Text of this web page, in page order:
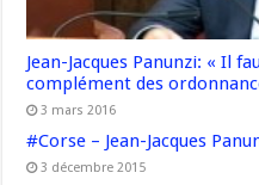
Jean-Jacques Panunzi: « Il
complément des
3 mars 2016
#Corse – Jean-Jacques
3 décembre 2015